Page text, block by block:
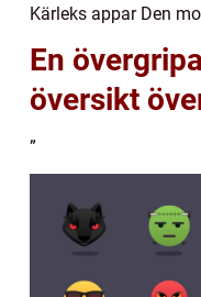
Kärleks appar Den
En
översikt
”